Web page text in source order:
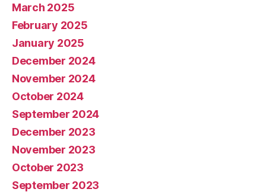
March 2025
February 2025
January 2025
December 2024
November 2024
October 2024
September 2024
December 2023
November 2023
October 2023
September 2023